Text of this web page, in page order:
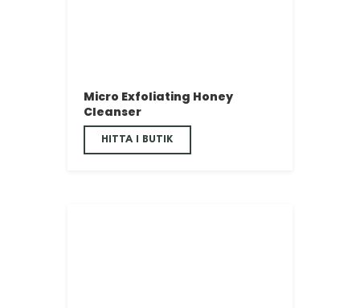
Micro Exfoliating Honey
Cleanser
HITTA I BUTIK